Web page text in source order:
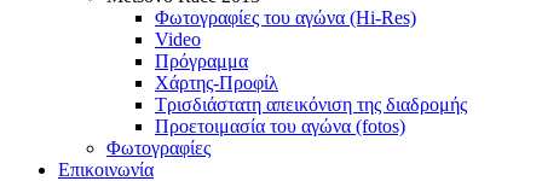
Φωτογραφίες του αγώνα (Hi-Res)
Video
Πρόγραμμα
Χάρτης-Προφίλ
Τρισδιάστατη απεικόνιση της διαδρομής
Προετοιμασία του αγώνα (fotos)
Φωτογραφίες
Επικοινωνία